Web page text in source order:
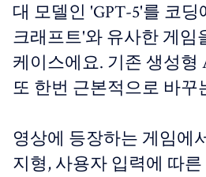
대 모델인 'GPT-5'를 코
크래프트'와 유사한 게임
케이스에요. 기존 생성형
또 한번 근본적으로 바꾸
영상에 등장하는 게임에
지형, 사용자 입력에 따